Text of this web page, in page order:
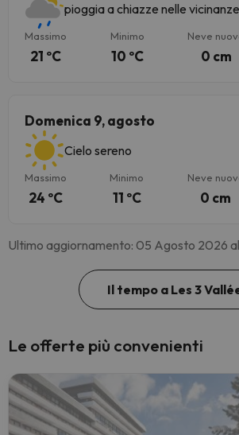
pioggia a chiazze nelle vicinanze
Massimo
21 ºC
Minimo
10 ºC
Neve
0 cm
Domenica 9, agosto
Cielo sereno
Massimo
24 ºC
Minimo
11 ºC
Neve
0 cm
Ultimo aggiornamento: 05 Agosto 2026
Il tempo a Les 3
Le offerte più convenienti